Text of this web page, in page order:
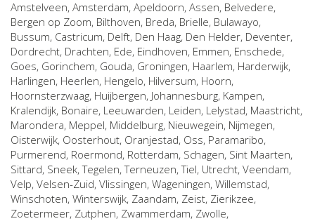
Amstelveen, Amsterdam, Apeldoorn, Assen, Belvedere,
Bergen op Zoom, Bilthoven, Breda, Brielle, Bulawayo,
Bussum, Castricum, Delft, Den Haag, Den Helder, Deventer,
Dordrecht, Drachten, Ede, Eindhoven, Emmen, Enschede,
Goes, Gorinchem, Gouda, Groningen, Haarlem, Harderwijk,
Harlingen, Heerlen, Hengelo, Hilversum, Hoorn,
Hoornsterzwaag, Huijbergen, Johannesburg, Kampen,
Kralendijk, Bonaire, Leeuwarden, Leiden, Lelystad, Maastricht,
Marondera, Meppel, Middelburg, Nieuwegein, Nijmegen,
Oisterwijk, Oosterhout, Oranjestad, Oss, Paramaribo,
Purmerend, Roermond, Rotterdam, Schagen, Sint Maarten,
Sittard, Sneek,Tegelen,Terneuzen,Tiel, Utrecht, Veendam,
Velp, Velsen-Zuid, Vlissingen, Wageningen, Willemstad,
Winschoten, Winterswijk, Zaandam, Zeist, Zierikzee,
Zoetermeer, Zutphen, Zwammerdam, Zwolle,